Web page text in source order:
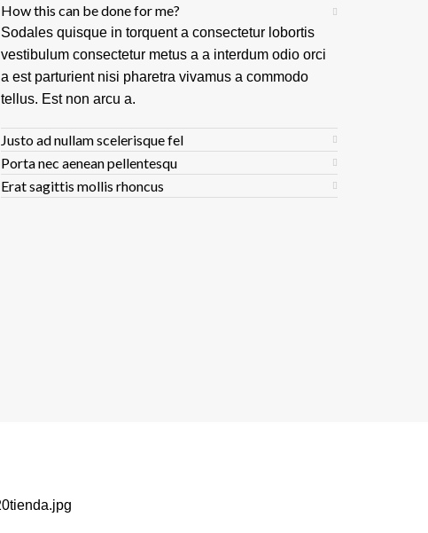
How this can be done for me?
Sodales quisque in torquent a consectetur lobortis
vestibulum consectetur metus a a interdum odio orci
a est parturient nisi pharetra vivamus a commodo
tellus. Est non arcu a.
Justo ad nullam scelerisque fel
Porta nec aenean pellentesqu
Erat sagittis mollis rhoncus